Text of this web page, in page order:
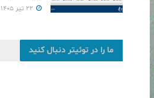
ما را در توئیتر دنبال کنید